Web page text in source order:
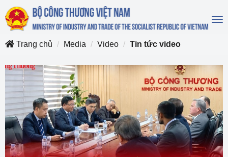
Trang chủ
Media Video Tin tức video